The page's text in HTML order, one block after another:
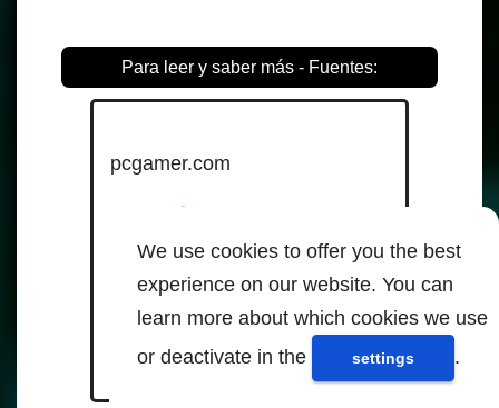
We use cookies to offer you the best
experience on our website. You can
learn more about which cookies we use
or deactivate in the
settings .
Para leer y saber más - Fuentes:
pcgamer.com
https://www.pcgamer.com/nft-
expert-imagines-a-hopeful-
future-where-poor-people-
serve-as-real-life-npcs-in-